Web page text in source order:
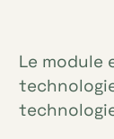
Le module